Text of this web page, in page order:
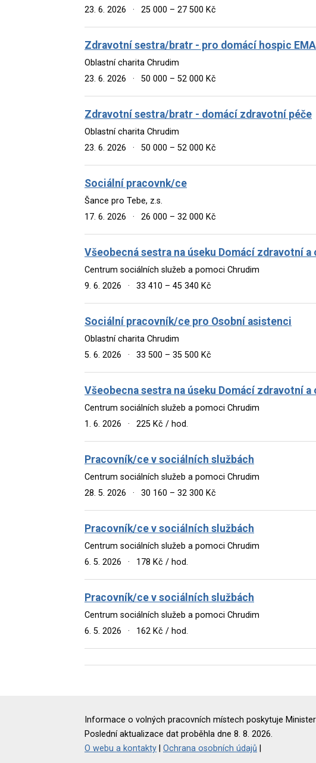
23. 6. 2026
· 25 000 – 27 500 Kč
Zdravotní sestra/bratr - pro domácí hospic
Oblastní charita Chrudim
23. 6. 2026
· 50 000 – 52 000 Kč
Zdravotní sestra/bratr - domácí zdravotní péče
Oblastní charita Chrudim
23. 6. 2026
· 50 000 – 52 000 Kč
Sociální pracovnk/ce
Šance pro Tebe, z.s.
17. 6. 2026
· 26 000 – 32 000 Kč
Všeobecná sestra na úseku Domácí zdravotní
Centrum sociálních služeb a pomoci Chrudim
9. 6. 2026
· 33 410 – 45 340 Kč
Sociální pracovník/ce pro Osobní asistenci
Oblastní charita Chrudim
5. 6. 2026
· 33 500 – 35 500 Kč
Všeobecna sestra na úseku Domácí zdravotní
Centrum sociálních služeb a pomoci Chrudim
1. 6. 2026
· 225 Kč / hod.
Pracovník/ce v sociálních službách
Centrum sociálních služeb a pomoci Chrudim
28. 5. 2026
· 30 160 – 32 300 Kč
Pracovník/ce v sociálních službách
Centrum sociálních služeb a pomoci Chrudim
6. 5. 2026
· 178 Kč / hod.
Pracovník/ce v sociálních službách
Centrum sociálních služeb a pomoci Chrudim
6. 5. 2026
· 162 Kč / hod.
Informace o volných pracovních místech poskytuje
Poslední aktualizace dat proběhla dne 8. 8. 2026.
O webu a kontakty
Ochrana osobních údajů